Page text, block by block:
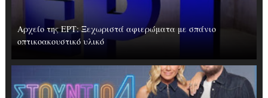
Αρχείο της ΕΡΤ: Ξεχωριστά αφιερώματα με σπάνιο
οπτικοακουστικό υλικό